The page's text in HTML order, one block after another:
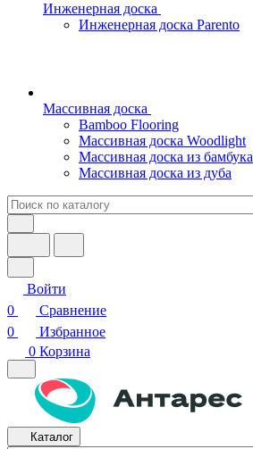
Инженерная доска
Инженерная доска Parento
Массивная доска
Bamboo Flooring
Массивная доска Woodlight
Массивная доска из бамбука
Массивная доска из дуба
Войти
0
Сравнение
0
Избранное
0 Корзина
Каталог